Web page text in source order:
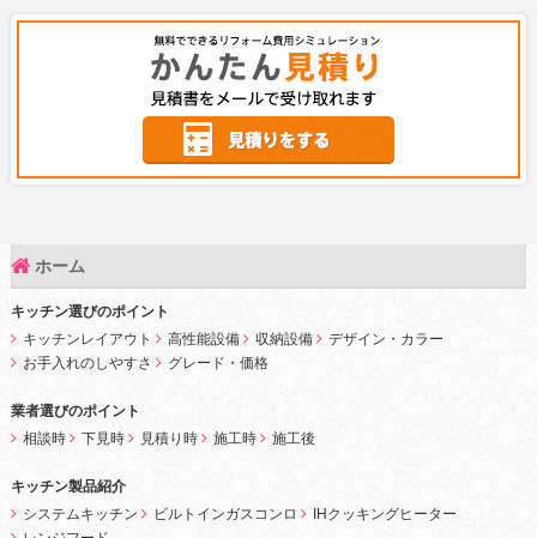
ホーム
キッチン選びのポイント
キッチンレイアウト
高性能設備 収納設備
デザイン・カラー
お手入れのしやすさ
グレード・価格
業者選びのポイント
相談時
下見時 見積り時 施工時 施工後
キッチン製品紹介
システムキッチン
ビルトインガスコンロ
IHクッキングヒーター